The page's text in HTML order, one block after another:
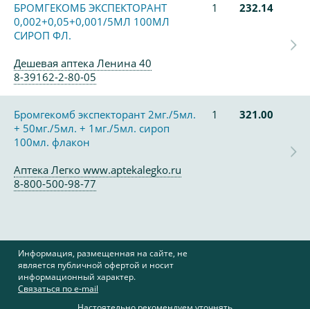
БРОМГЕКОМБ ЭКСПЕКТОРАНТ
0,002+0,05+0,001/5МЛ 100МЛ
СИРОП ФЛ.
1 232.14
Дешевая аптека Ленина 40
8-39162-2-80-05
Бромгекомб экспекторант 2мг./5мл.
+ 50мг./5мл. + 1мг./5мл. сироп
100мл. флакон
1 321.00
Аптека Легко www.aptekalegko.ru
8-800-500-98-77
Информация, размещенная на сайте, не
является публичной офертой и носит
информационный характер.
Связаться по e-mail